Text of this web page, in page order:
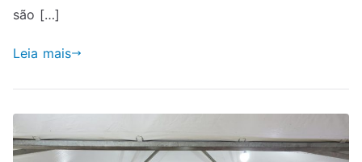
são […]
Leia mais